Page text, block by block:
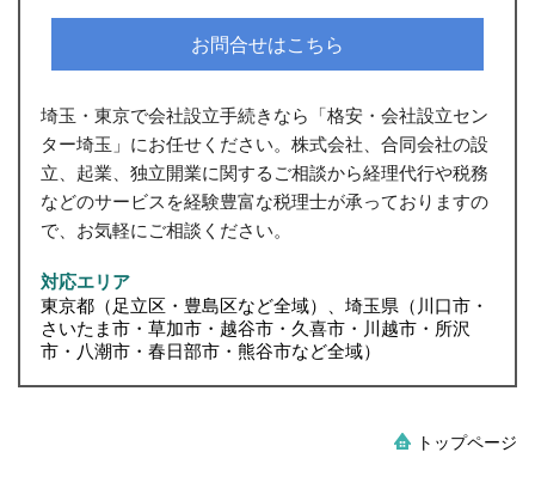
お問合せはこちら
埼玉・東京で会社設立手続きなら「格安・会社設立セン
ター埼玉」にお任せください。株式会社、合同会社の設
立、起業、独立開業に関するご相談から経理代行や税務
などのサービスを経験豊富な税理士が承っておりますの
で、お気軽にご相談ください。
対応エリア
東京都（足立区・豊島区など全域）、埼玉県（川口市・
さいたま市・草加市・越谷市・久喜市・川越市・所沢
市・八潮市・春日部市・熊谷市など全域）
トップページ